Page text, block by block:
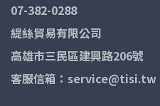
07-382-0288
緹絲貿易有限公司
高雄市三民區建興路206號
客服信箱：service@tisi.tw